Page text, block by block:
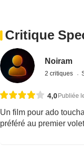
Critique
Noiram
2 critiques
4,0 Publiée
Un film pour ado
préféré au premier